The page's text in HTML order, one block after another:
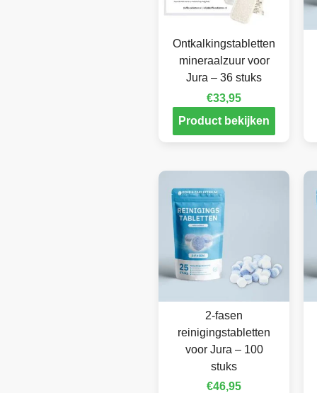
Ontkalkingstabletten
mineraalzuur voor
Jura – 36 stuks
€33,95
Product bekijken
2-fasen
reinigingstabletten
voor Jura – 100
stuks
€46,95